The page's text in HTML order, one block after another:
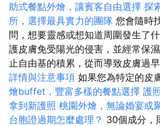
助式餐點外燴，讓賓客自由選擇 探
所，選擇最具實力的團隊 您會隨時
問，想要靈感或想知道周圍發生了
護皮膚免受陽光的侵害，並經常保
止自由基的積累，從而導致皮膚過早
詳情與注意事項 如果您為特定的皮
燴buffet，豐富多樣的餐點選擇 護
拿到新護照 桃園外燴，無論婚宴或
台胞證過期怎麼處理？ 30個成分，